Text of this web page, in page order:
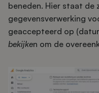
beneden. Hier staat de
gegevensverwerking
geaccepteerd op
bekijken om de